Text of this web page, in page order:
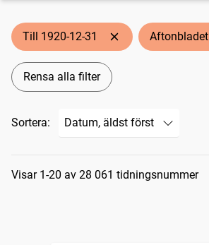
Till 1920-12-31 Aftonbladet
Rensa alla filter
Sortera:
Sökresultat
Visar 1-20 av 28 061 tidningsnummer